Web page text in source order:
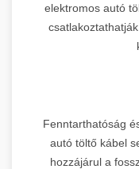
elektromos autó
Fenntarthatóság
autó töltő kábel
hozzájárul a